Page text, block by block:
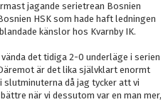
jagande serietrean Bosnien
HSK som hade haft ledningen
känslor hos Kvarnby IK.
det tidiga 2-0 underläge i serien
är det lika självklart enormt
då jag tycker att vi
när vi dessutom var en man mer,